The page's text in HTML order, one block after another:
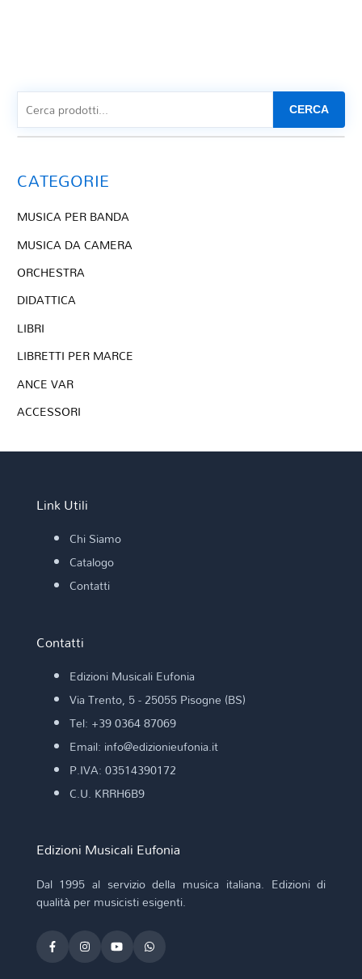
CERCA
CATEGORIE
MUSICA PER BANDA
MUSICA DA CAMERA
ORCHESTRA
DIDATTICA
LIBRI
LIBRETTI PER MARCE
ANCE VAR
ACCESSORI
Link Utili
Chi Siamo
Catalogo
Contatti
Contatti
Edizioni Musicali Eufonia
Via Trento, 5 - 25055 Pisogne (BS)
Tel: +39 0364 87069
Email: info@edizionieufonia.it
P.IVA: 03514390172
C.U. KRRH6B9
Edizioni Musicali Eufonia
Dal 1995 al servizio della musica italiana. Edizioni di
qualità per musicisti esigenti.